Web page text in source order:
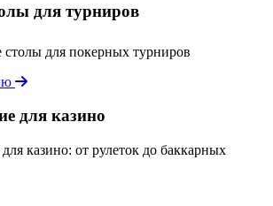
для турниров
для покерных турниров
для казино
казино: от рулеток до баккарных